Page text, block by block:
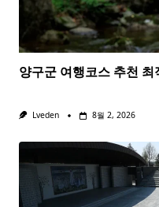
양구군 여행코스 추천
Lveden 8월 2, 2026